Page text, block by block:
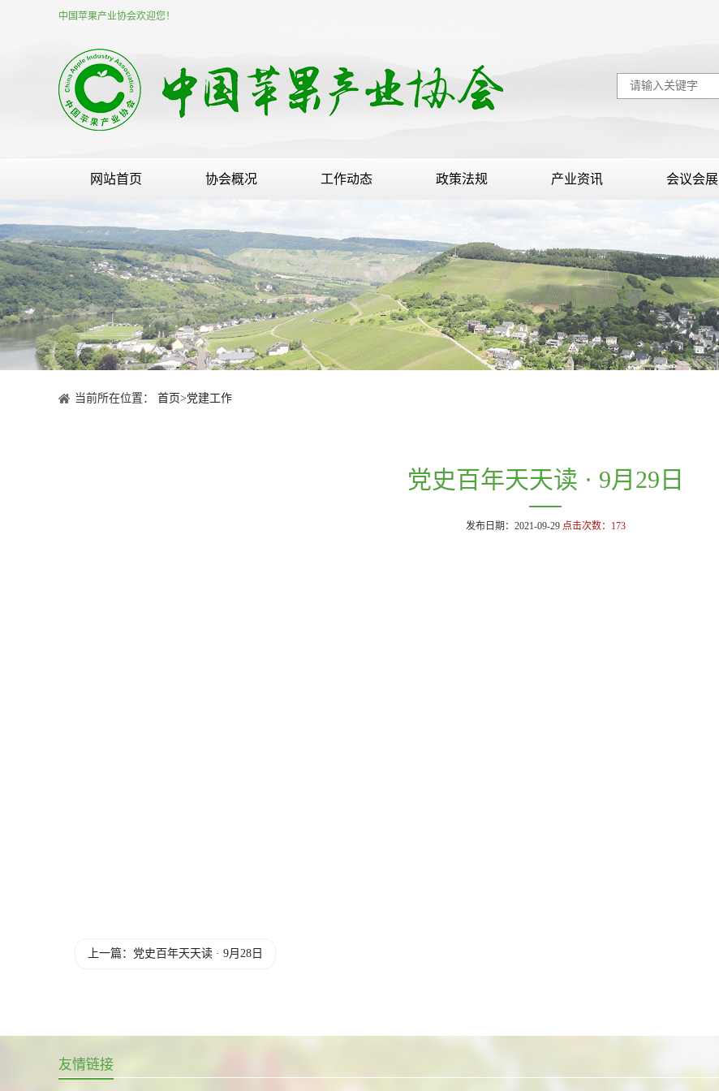
中国苹果产业协会欢迎您！
网站首页 协会概况 工作动态 政策法规 产业资讯 会议会展
当前所在位置： 首页>党建工作
党史百年天天读 · 9月29日
发布日期：2021-09-29 点击次数： 173
上一篇：党史百年天天读 · 9月28日
友情链接